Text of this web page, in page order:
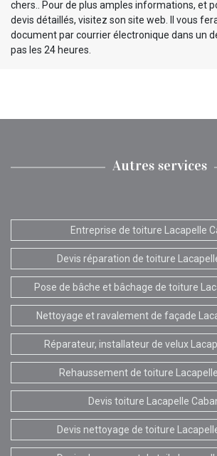
chers.. Pour de plus amples informations, et
devis détaillés, visitez son site web. Il vous
document par courrier électronique dans un
pas les 24 heures.
Autres services
Entreprise de toiture Lacapelle
Devis réparation de toiture
Pose de bâche et bâchage de toiture
Nettoyage et ravalement de façade
Réparateur, installateur de velux
Rehaussement de toiture
Devis toiture Lacapelle
Devis nettoyage de toiture